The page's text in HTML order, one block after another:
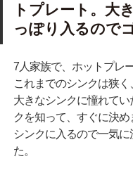
トプレート。大
っぽり入るので
7人家族で、ホットプレ
これまでのシンクは狭く
大きなシンクに憧れて
クを知って、すぐに決
シンクに入るので一気
た。